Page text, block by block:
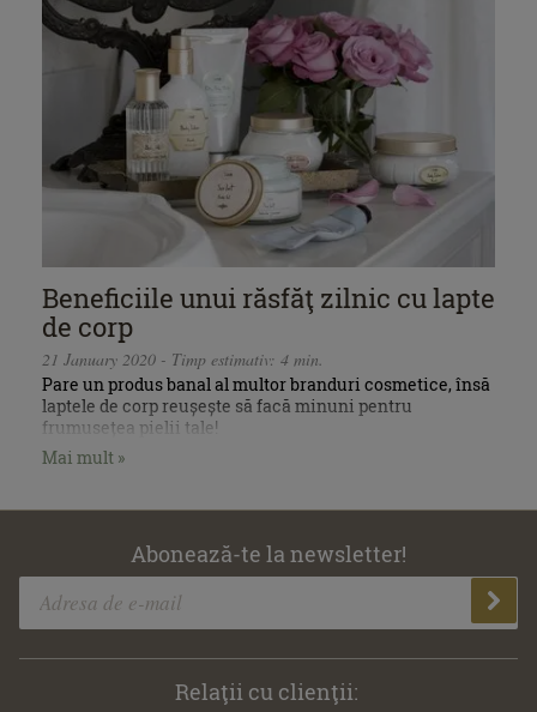
Beneficiile unui răsfăţ zilnic cu lapte
de corp
21 January 2020 - Timp estimativ: 4 min.
Pare un produs banal al multor branduri cosmetice, însă
laptele de corp reușește să facă minuni pentru
frumusețea pielii tale!
Mai mult »
Abonează-te la newsletter!
Relaţii cu clienţii: